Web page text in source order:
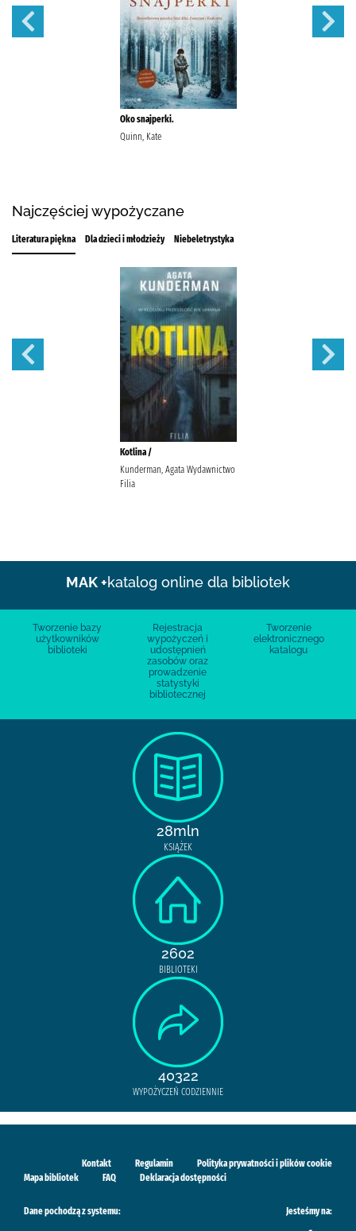
Oko snajperki.
Quinn, Kate
Najczęściej wypożyczane
Literatura piękna Dla dzieci i młodzieży Niebeletrystyka
Kotlina /
Kunderman, Agata Wydawnictwo
Filia
MAK +katalog online dla bibliotek
Tworzenie bazy
użytkowników
biblioteki
Rejestracja
wypożyczeń i
udostępnień
zasobów oraz
prowadzenie
statystyki
bibliotecznej
Tworzenie
elektronicznego
katalogu
28mln
KSIĄŻEK
2602
BIBLIOTEKI
40322
WYPOŻYCZEŃ CODZIENNIE
Kontakt Regulamin
Polityka prywatności i plików cookie
Mapa bibliotek
FAQ Deklaracja dostępności
Dane pochodzą z systemu: Jesteśmy na: